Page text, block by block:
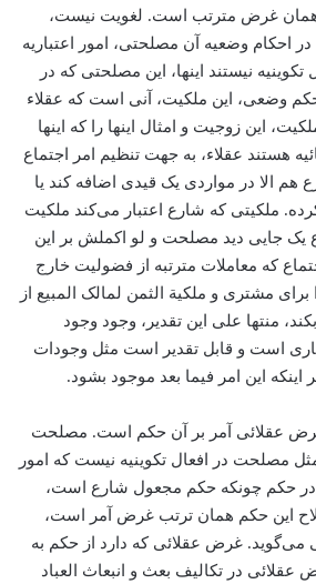
‌همان غرض مترتب است. لغویت نیست،
در احکام وضعیه آن مصلحتی، امور اعتباریه
نیستند اینها، این مصلحتی که در
وضعی، این ملکیت، آنی است که عقلاء
این زوجیت و امثال اینها را که اینها
هستند عقلاء، به جهت تنظیم امر اجتماع
الا در مواردی یک قیدی اضافه کند یا
ملکیتی که شارع اعتبار می‌‌کند ملکیت
جایی دید مصلحت و لو اکملش بر این
که معاملات مترتبه از فضولیت خارج
مشتری و ملکیة الثمن لمالک المبیع از
منتها علی این تقدیر، وجود وجود
است و قابل تقدیر است مثل وجودات
این امر فیما بعد موجود بشود.
عقلائی آمر بر آن حکم است. مصلحت
مصلحت در افعال تکوینیه نیست که امور
در حکم چونکه حکم مجعول شارع است،
این حکم همان ترتب غرض آمر است،
غرض عقلائی که دارد از حکم به
در تکالیف بعث و انبعاث العباد